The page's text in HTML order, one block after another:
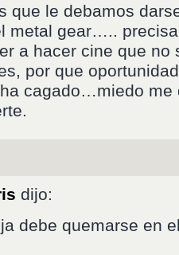
que le debamos
metal gear…..
a hacer cine que no
por que
cagado…miedo me
dijo:
debe quemarse en